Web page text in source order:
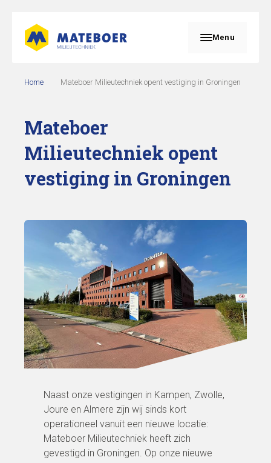
Menu
Home Mateboer Milieutechniek opent vestiging in Groningen
Mateboer
Milieutechniek opent
vestiging in Groningen
Naast onze vestigingen in Kampen, Zwolle,
Joure en Almere zijn wij sinds kort
operationeel vanuit een nieuwe locatie:
Mateboer Milieutechniek heeft zich
gevestigd in Groningen. Op onze nieuwe